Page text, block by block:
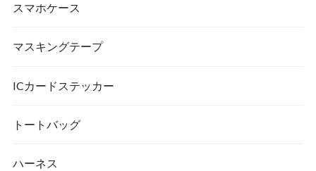
スマホケース
マスキングテープ
ICカードステッカー
トートバッグ
ハーネス